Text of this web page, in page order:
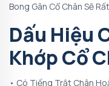
Bong Gân Cổ Chân Sẽ
Dấu Hiệu
Khớp Cổ
• Có Tiếng Trật Chân